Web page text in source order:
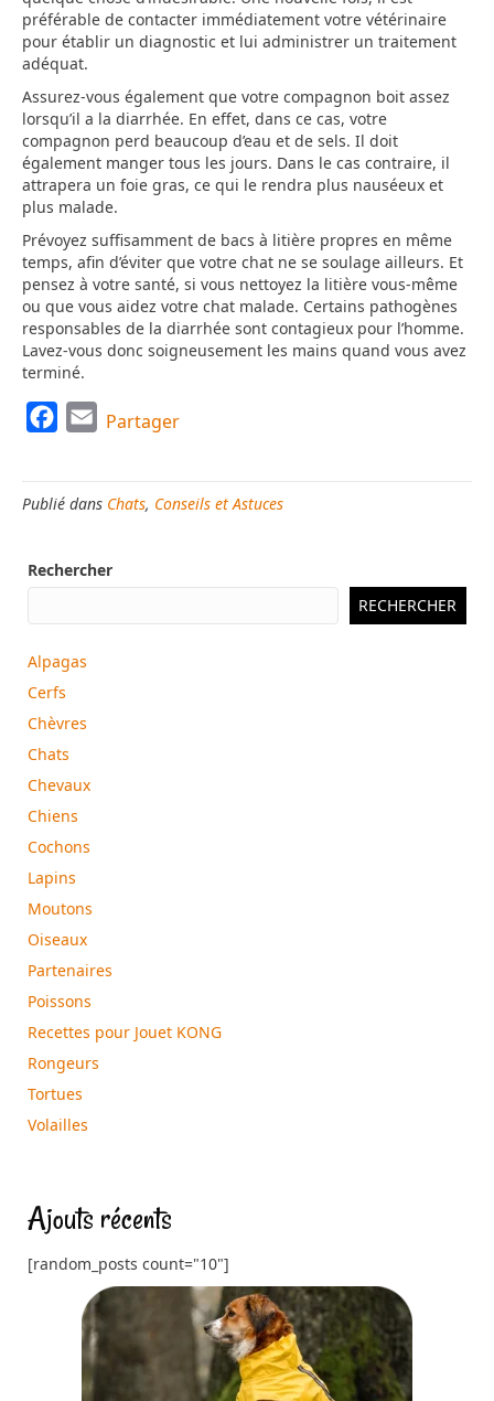
préférable de contacter immédiatement votre vétérinaire
pour établir un diagnostic et lui administrer un traitement
adéquat.
Assurez-vous également que votre compagnon boit assez
lorsqu’il a la diarrhée. En effet, dans ce cas, votre
compagnon perd beaucoup d’eau et de sels. Il doit
également manger tous les jours. Dans le cas contraire, il
attrapera un foie gras, ce qui le rendra plus nauséeux et
plus malade.
Prévoyez suffisamment de bacs à litière propres en même
temps, afin d’éviter que votre chat ne se soulage ailleurs. Et
pensez à votre santé, si vous nettoyez la litière vous-même
ou que vous aidez votre chat malade. Certains pathogènes
responsables de la diarrhée sont contagieux pour l’homme.
Lavez-vous donc soigneusement les mains quand vous avez
terminé.
c
e
o
a
i
Partager
Publié dans Chats, Conseils et Astuces
Rechercher
RECHERCHER
Alpagas
Cerfs
Chèvres
Chats
Chevaux
Chiens
Cochons
Lapins
Moutons
Oiseaux
Partenaires
Poissons
Recettes pour Jouet KONG
Rongeurs
Tortues
Volailles
Ajouts récents
[random_posts count="10"]